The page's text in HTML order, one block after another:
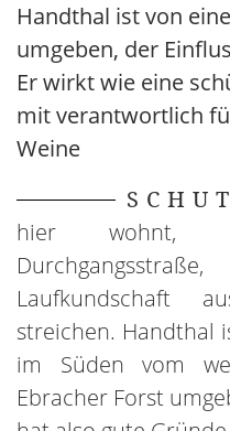
Handthal ist von
umgeben, der
Er wirkt wie eine
mit verantwortlich
Weine
hier wohnt,
Laufkundschaft
streichen. Handthal
im Süden vom
Ebracher Forst